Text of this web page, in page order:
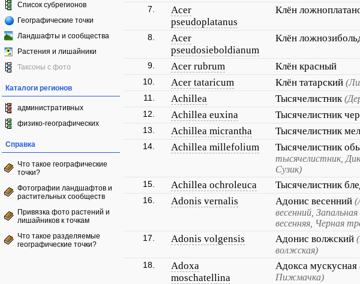
Список субрегионов
Географические точки
Ландшафты и сообщества
Растения и лишайники
Таксоны с фото
Каталоги регионов
административных
физико-географических
Справка
Что такое географические
точки?
Фотографии ландшафтов и
растительных сообществ
Привязка фото растений и
лишайников к точкам
Что такое разделяемые
географические точки?
7.
Acer
pseudoplatanus
Клён
8.
Acer
pseudosieboldianum
Клён
9. Acer rubrum Клён красный
10.
Acer tataricum Клён татарский
11.
Achillea Тысячелистник
12.
Achillea euxina Тысячелистник
13.
Achillea micrantha Тысячелистник
14.
Achillea millefolium Тысячелистник
тысячелистник,
Сузик)
15. Achillea ochroleuca Тысячелистник
16.
Adonis vernalis Адонис весенний
весенний,
весенняя, Черная
17. Adonis volgensis Адонис волжский
волжская)
18.
Adoxa
moschatellina
Адокса мускусная
Пижмачка)